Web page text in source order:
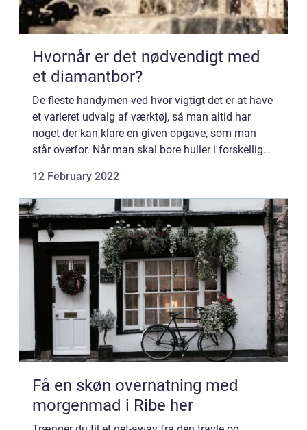
Hvornår er det nødvendigt med
et diamantbor?
De fleste handymen ved hvor vigtigt det er at have
et varieret udvalg af værktøj, så man altid har
noget der kan klare en given opgave, som man
står overfor. Når man skal bore huller i forskellige
12 February 2022
Få en skøn overnatning med
morgenmad i Ribe her